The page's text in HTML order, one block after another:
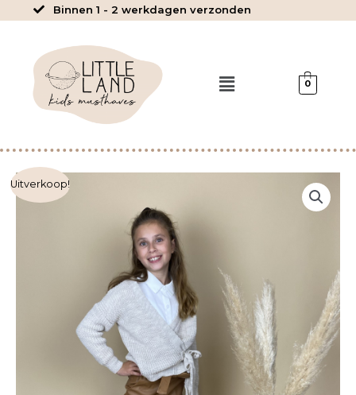
inhoud
Binnen 1 - 2 werkdagen verzonden
Menu 0
Uitverkoop!
Lilo
-